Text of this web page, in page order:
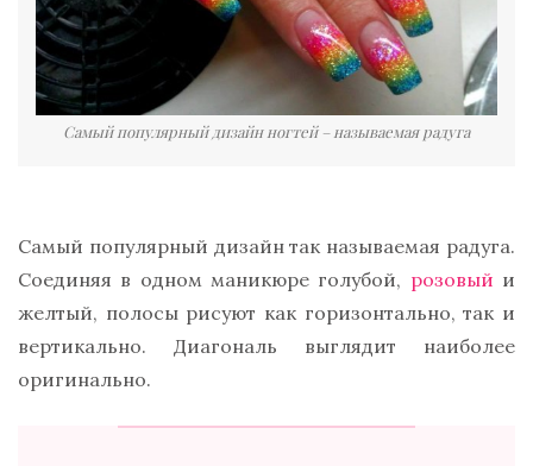
Самый популярный дизайн ногтей – называемая радуга
Самый популярный дизайн так называемая радуга.
Соединяя в одном маникюре голубой, розовый и
желтый, полосы рисуют как горизонтально, так и
вертикально. Диагональ выглядит наиболее
оригинально.